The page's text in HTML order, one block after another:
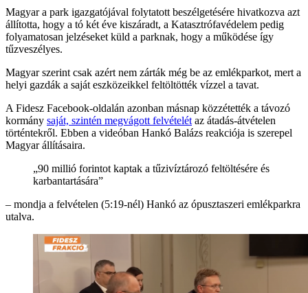
Magyar a park igazgatójával folytatott beszélgetésére hivatkozva azt
állította, hogy a tó két éve kiszáradt, a Katasztrófavédelem pedig
folyamatosan jelzéseket küld a parknak, hogy a működése így
tűzveszélyes.
Magyar szerint csak azért nem zárták még be az emlékparkot, mert a
helyi gazdák a saját eszközeikkel feltöltötték vízzel a tavat.
A Fidesz Facebook-oldalán azonban másnap közzétették a távozó
kormány saját, szintén megvágott felvételét az átadás-átvételen
történtekről. Ebben a videóban Hankó Balázs reakciója is szerepel
Magyar állításaira.
„90 millió forintot kaptak a tűzivíztározó feltöltésére és
karbantartására”
– mondja a felvételen (5:19-nél) Hankó az ópusztaszeri emlékparkra
utalva.